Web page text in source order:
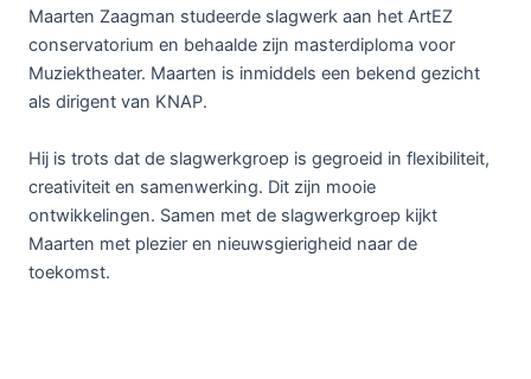
Maarten Zaagman studeerde slagwerk aan het ArtEZ
conservatorium en behaalde zijn masterdiploma voor
Muziektheater. Maarten is inmiddels een bekend gezicht
als dirigent van KNAP.
Hij is trots dat de slagwerkgroep is gegroeid in flexibiliteit,
creativiteit en samenwerking. Dit zijn mooie
ontwikkelingen. Samen met de slagwerkgroep kijkt
Maarten met plezier en nieuwsgierigheid naar de
toekomst.